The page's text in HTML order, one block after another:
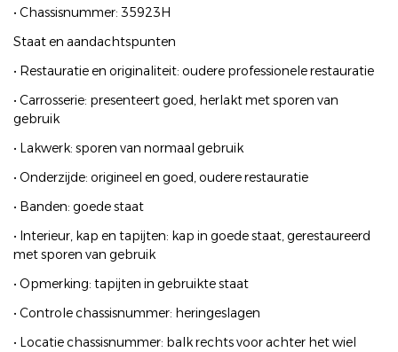
• Chassisnummer: 35923H
Staat en aandachtspunten
• Restauratie en originaliteit: oudere professionele restauratie
• Carrosserie: presenteert goed, herlakt met sporen van
gebruik
• Lakwerk: sporen van normaal gebruik
• Onderzijde: origineel en goed, oudere restauratie
• Banden: goede staat
• Interieur, kap en tapijten: kap in goede staat, gerestaureerd
met sporen van gebruik
• Opmerking: tapijten in gebruikte staat
• Controle chassisnummer: heringeslagen
• Locatie chassisnummer: balk rechts voor achter het wiel